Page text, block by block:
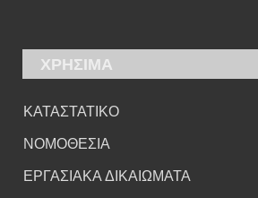
ΧΡΗΣΙΜΑ
ΚΑΤΑΣΤΑΤΙΚΟ
ΝΟΜΟΘΕΣΙΑ
ΕΡΓΑΣΙΑΚΑ ΔΙΚΑΙΩΜΑΤΑ